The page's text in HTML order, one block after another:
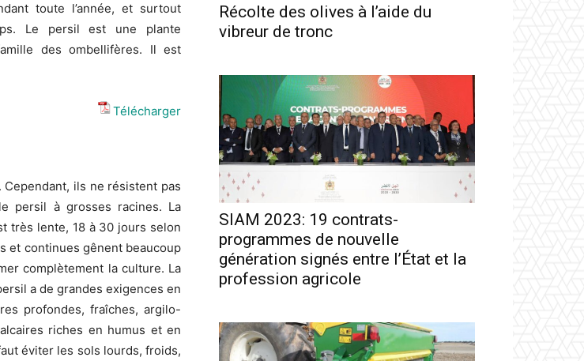
toute l’année, et surtout
Le persil est une plante
des ombellifères. Il est
Télécharger
ils ne résistent pas
persil à grosses racines. La
très lente, 18 à 30 jours selon
et continues gênent beaucoup
complètement la culture. La
a de grandes exigences en
profondes, fraîches, argilo-
riches en humus et en
éviter les sols lourds, froids,
Récolte des olives à l’aide du
vibreur de tronc
SIAM 2023: 19 contrats-
programmes de nouvelle
génération signés entre l’État et la
profession agricole